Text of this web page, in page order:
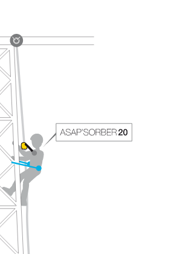
seul, en toute sécurité, avant
en autonomie.
des exemples de techniques
activité. Il peut en exister d’autres
ne décrivons pas ici.